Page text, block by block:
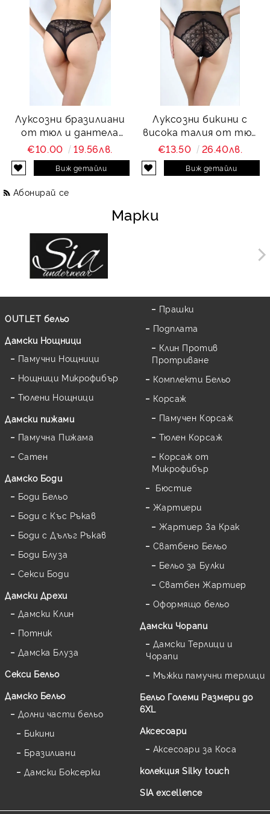
Луксозни бразилиани
от тюл и дантела
Charity
€10.00 19.56лв.
Виж детайли
Луксозни бикини с
висока талия от тюл
и дантела Charity
€13.50 26.40лв.
Виж детайли
Абонирай се
Марки
OUTLET бельо
Дамски Нощници
Памучни Нощници
Нощници Микрофибър
Тюлени Нощници
Дамски пижами
Памучна Пижама
Сатен
Дамскo Боди
Боди Бельо
Боди с Къс Ръкав
Боди с Дълъг Ръкав
Боди Блуза
Секси Боди
Дамски Дрехи
Дамски Клин
Потник
Дамска Блуза
Секси Бельо
Дамско Бельо
Долни части бельо
Бикини
Бразилиани
Дамски Боксерки
Прашки
Подплата
Клин Против
Протриване
Комплекти Бельо
Корсаж
Памучен Корсаж
Тюлен Корсаж
Корсаж от
Микрофибър
Бюстие
Жартиери
Жартиер За Крак
Сватбено Бельо
Бельо за Булки
Сватбен Жартиер
Оформящо бельо
Дамски Чорапи
Дамски Терлици и
Чорапи
Мъжки памучни терлици
Бельо Големи Размери до
6XL
Аксесоари
Аксесоари за Коса
колекция Silky touch
SIA excellence